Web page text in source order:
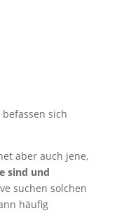
sich
aber auch jene,
sind und
suchen solchen
häufig